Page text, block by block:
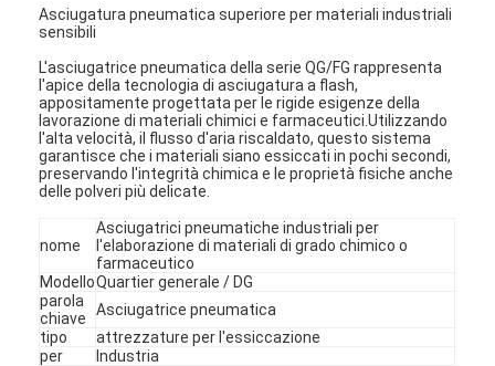
Asciugatura pneumatica superiore per materiali industriali
sensibili
L'asciugatrice pneumatica della serie QG/FG rappresenta
l'apice della tecnologia di asciugatura a flash,
appositamente progettata per le rigide esigenze della
lavorazione di materiali chimici e farmaceutici.Utilizzando
l'alta velocità, il flusso d'aria riscaldato, questo sistema
garantisce che i materiali siano essiccati in pochi secondi,
preservando l'integrità chimica e le proprietà fisiche anche
delle polveri più delicate.
nome
Asciugatrici pneumatiche industriali per
l'elaborazione di materiali di grado chimico o
farmaceutico
ModelloQuartier generale / DG
parola
chiave
Asciugatrice pneumatica
tipo
attrezzature per l'essiccazione
per
Industria